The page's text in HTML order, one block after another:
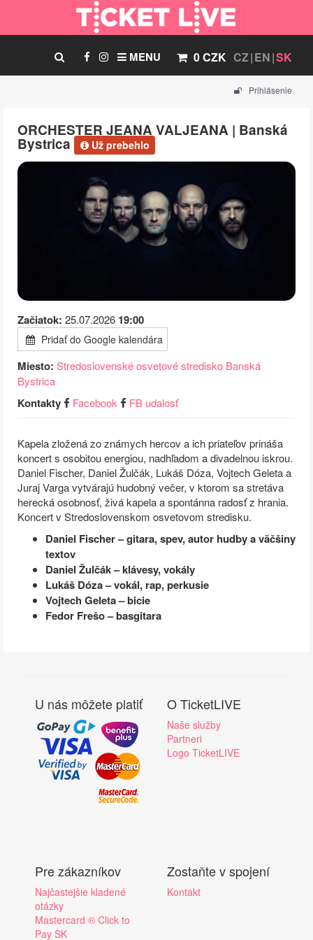
CZ EN SK
0 CZK
MENU
Prihlásenie
ORCHESTER JEANA VALJEANA | Banská
Bystrica Už prebehlo
Začiatok: 25.07.2026 19:00
Pridať do Google kalendára
Miesto: Stredoslovenské osvetové stredisko Banská
Bystrica
Kontakty Facebook FB udalosť
Kapela zložená zo známych hercov a ich priateľov prináša
koncert s osobitou energiou, nadhľadom a divadelnou iskrou.
Daniel Fischer, Daniel Žulčák, Lukáš Dóza, Vojtech Geleta a
Juraj Varga vytvárajú hudobný večer, v ktorom sa stretáva
herecká osobnosť, živá kapela a spontánna radosť z hrania.
Koncert v Stredoslovenskom osvetovom stredisku.
Daniel Fischer – gitara, spev, autor hudby a väčšiny
textov
Daniel Žulčák – klávesy, vokály
Lukáš Dóza – vokál, rap, perkusie
Vojtech Geleta – bicie
Fedor Frešo – basgitara
U nás môžete platiť O TicketLIVE
Naše služby
Partneri
Logo TicketLIVE
Pre zákazníkov
Najčastejšie kladené
otázky
Mastercard ® Click to
Pay SK
Zostaňte v spojení
Kontakt